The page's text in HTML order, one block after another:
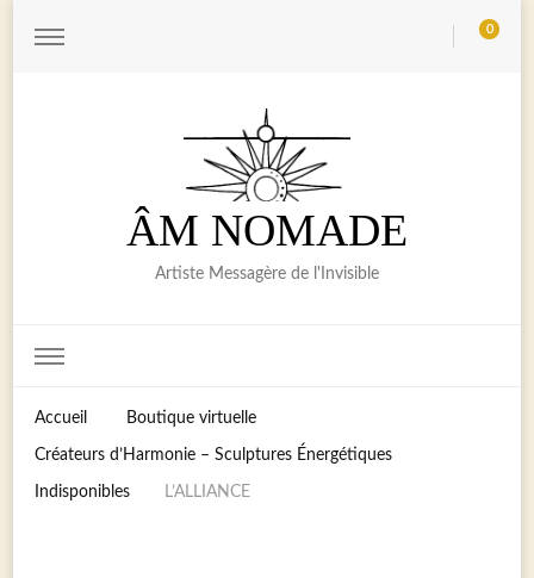
0
ÂM NOMADE
Artiste Messagère de l'Invisible
Accueil Boutique virtuelle
Créateurs d’Harmonie – Sculptures Énergétiques
Indisponibles L’ALLIANCE